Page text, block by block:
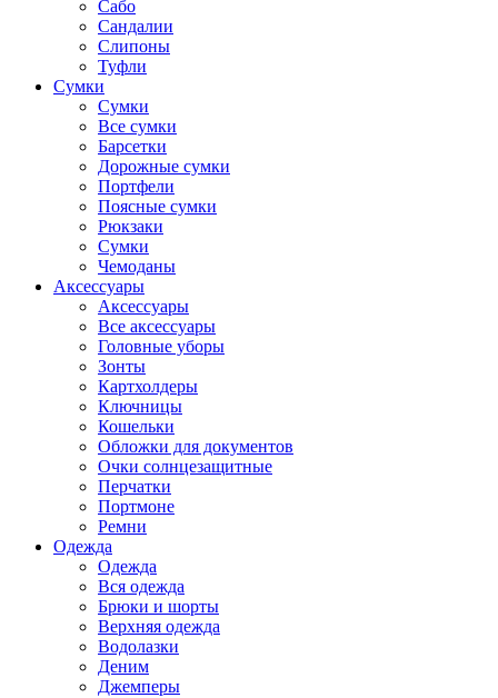
Сабо
Сандалии
Слипоны
Туфли
Сумки
Сумки
Все сумки
Барсетки
Дорожные сумки
Портфели
Поясные сумки
Рюкзаки
Сумки
Чемоданы
Аксессуары
Аксессуары
Все аксессуары
Головные уборы
Зонты
Картхолдеры
Ключницы
Кошельки
Обложки для документов
Очки солнцезащитные
Перчатки
Портмоне
Ремни
Одежда
Одежда
Вся одежда
Брюки и шорты
Верхняя одежда
Водолазки
Деним
Джемперы